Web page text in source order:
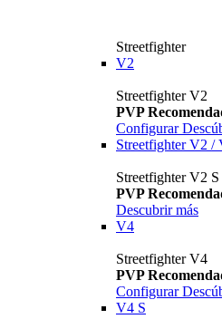
Streetfighter
V2
Streetfighter V2
PVP
Configurar
Streetfighter V2 /
Streetfighter V2 S
PVP
Descubrir más
V4
Streetfighter V4
PVP
Configurar
V4 S